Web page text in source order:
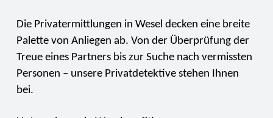
Die Privatermittlungen in Wesel decken eine breite
Palette von Anliegen ab. Von der Überprüfung der
Treue eines Partners bis zur Suche nach vermissten
Personen – unsere Privatdetektive stehen Ihnen
bei.